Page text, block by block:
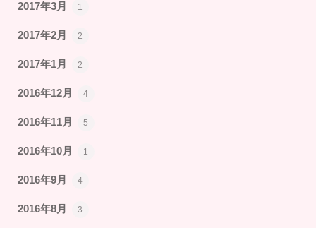
2017年3月 1
2017年2月 2
2017年1月 2
2016年12月 4
2016年11月 5
2016年10月 1
2016年9月 4
2016年8月 3